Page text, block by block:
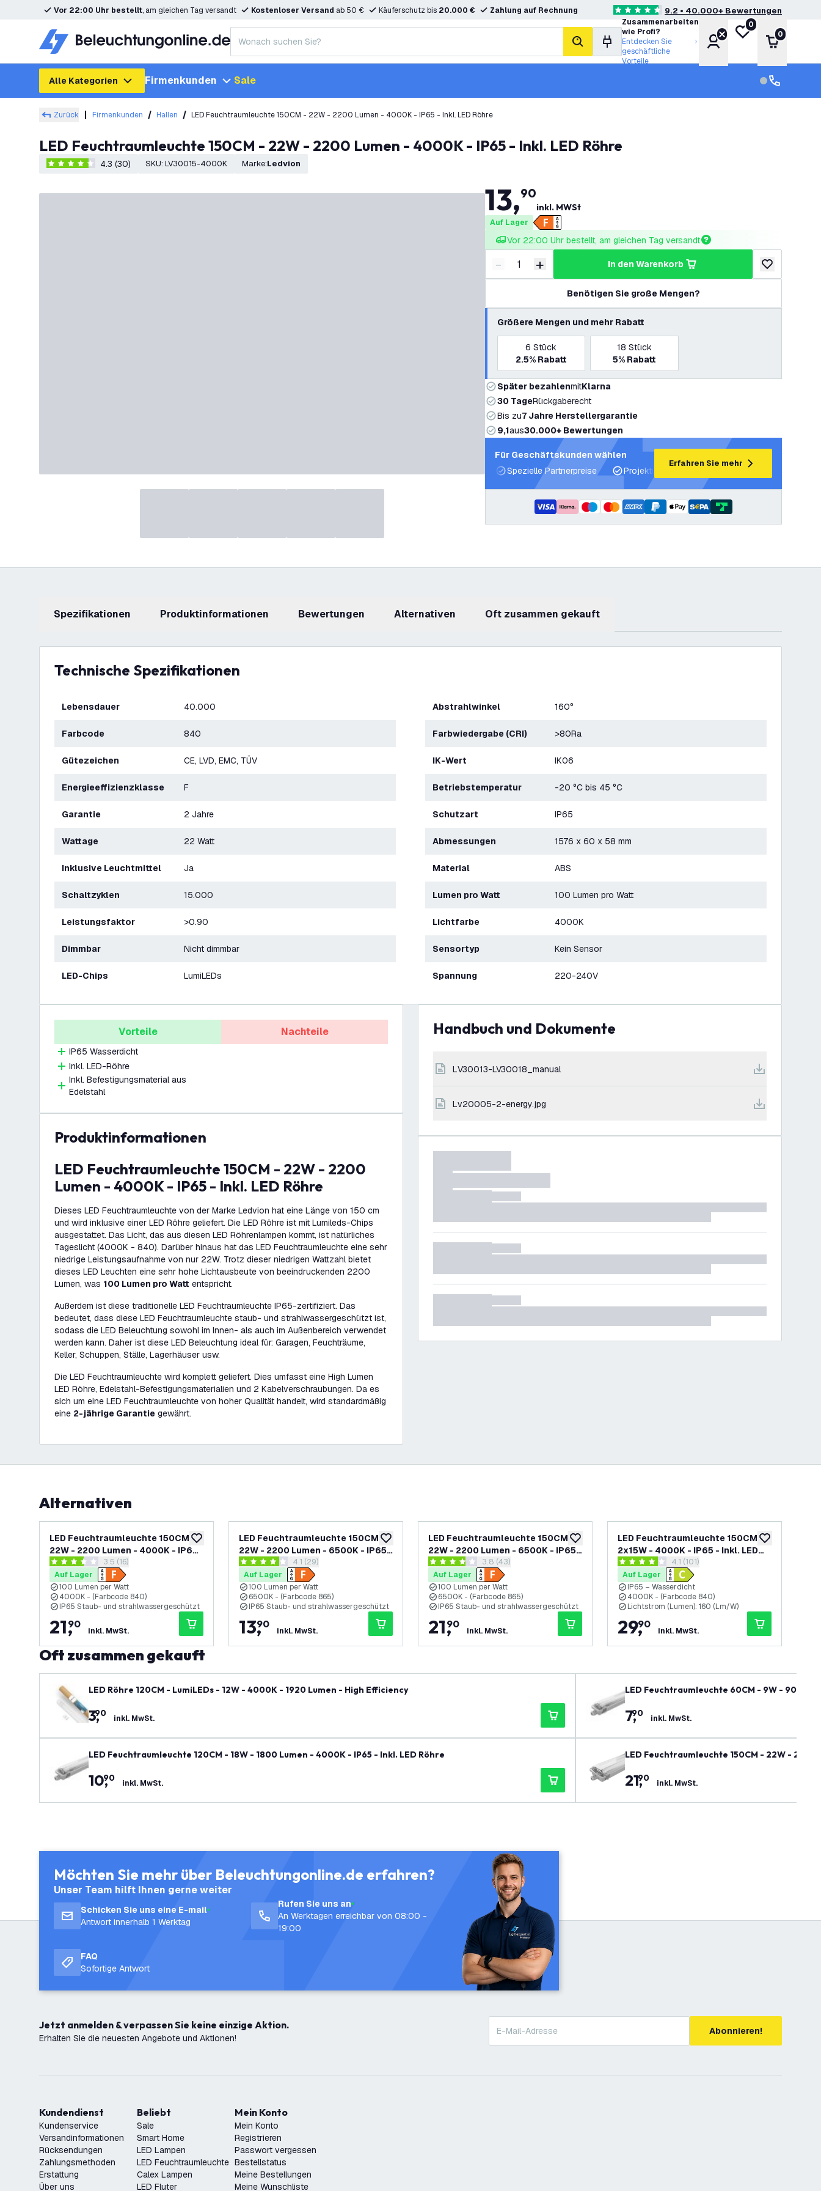
Vor 22:00 Uhr bestellt, am gleichen Tag versandt Kostenloser Versand ab 50 € Käuferschutz bis 20.000 € Zahlung auf Rechnung 4.6 Bewertungssterne9.2 • 40.000+ Bewertungen
Suche
Zusammenarbeiten
wie Profi?
Entdecken Sie
geschäftliche
Vorteile
Konto
Meine Wunschliste
0
Warenkorb
0
Alle Kategorien Firmenkunden Sale
Zurück Firmenkunden Hallen LED Feuchtraumleuchte 150CM - 22W - 2200 Lumen - 4000K - IP65 - Inkl. LED Röhre
LED Feuchtraumleuchte 150CM - 22W - 2200 Lumen - 4000K - IP65 - Inkl. LED Röhre
4.3 Bewertungssterne
4.3 (30) SKU: LV30015-4000K Marke: Ledvion
13,90
inkl. MWSt
Auf Lager
Vor 22:00 Uhr bestellt, am gleichen Tag versandt
Menge verringern
- Menge erhöhen
+ in den Warenkorb
zur
Benötigen Sie große Mengen?
Größere Mengen und mehr Rabatt
6 Stück
2.5% Rabatt
18 Stück
5% Rabatt
Später bezahlenmitKlarna
30 TageRückgaberecht
Bis zu7 Jahre Herstellergarantie
9,1aus30.000+ Bewertungen
Für Geschäftskunden wählen
Spezielle Partnerpreise
Projektunterstützung und Lichtpläne
Erfahren Sie mehr
Spezifikationen Produktinformationen Bewertungen Alternativen Oft zusammen gekauft
Technische Spezifikationen
Lebensdauer 40.000
Farbcode 840
Gütezeichen CE, LVD, EMC, TÜV
Energieeffizienzklasse F
Garantie 2 Jahre
Wattage 22 Watt
Inklusive Leuchtmittel Ja
Schaltzyklen 15.000
Leistungsfaktor >0.90
Dimmbar Nicht dimmbar
LED-Chips LumiLEDs
Abstrahlwinkel 160°
Farbwiedergabe (CRI) >80Ra
IK-Wert IK06
Betriebstemperatur -20 °C bis 45 °C
Schutzart IP65
Abmessungen 1576 x 60 x 58 mm
Material ABS
Lumen pro Watt 100 Lumen pro Watt
Lichtfarbe 4000K
Sensortyp Kein Sensor
Spannung 220-240V
Vorteile
IP65 Wasserdicht
Inkl. LED-Röhre
Inkl. Befestigungsmaterial aus
Edelstahl
Nachteile
Produktinformationen
LED Feuchtraumleuchte 150CM - 22W - 2200
Lumen - 4000K - IP65 - Inkl. LED Röhre
Dieses LED Feuchtraumleuchte von der Marke Ledvion hat eine Länge von 150 cm
und wird inklusive einer LED Röhre geliefert. Die LED Röhre ist mit Lumileds-Chips
ausgestattet. Das Licht, das aus diesen LED Röhrenlampen kommt, ist natürliches
Tageslicht (4000K - 840). Darüber hinaus hat das LED Feuchtraumleuchte eine sehr
niedrige Leistungsaufnahme von nur 22W. Trotz dieser niedrigen Wattzahl bietet
dieses LED Leuchten eine sehr hohe Lichtausbeute von beeindruckenden 2200
Lumen, was 100 Lumen pro Watt entspricht.
Außerdem ist diese traditionelle LED Feuchtraumleuchte IP65-zertifiziert. Das
bedeutet, dass diese LED Feuchtraumleuchte staub- und strahlwassergeschützt ist,
sodass die LED Beleuchtung sowohl im Innen- als auch im Außenbereich verwendet
werden kann. Daher ist diese LED Beleuchtung ideal für: Garagen, Feuchträume,
Keller, Schuppen, Ställe, Lagerhäuser usw.
Die LED Feuchtraumleuchte wird komplett geliefert. Dies umfasst eine High Lumen
LED Röhre, Edelstahl-Befestigungsmaterialien und 2 Kabelverschraubungen. Da es
sich um eine LED Feuchtraumleuchte von hoher Qualität handelt, wird standardmäßig
eine 2-jährige Garantie gewährt.
Handbuch und Dokumente
LV30013-LV30018_manual
lv20005-2-energy.jpg
Alternativen
zur Wunschliste hinzufügen
LED Feuchtraumleuchte 150CM -
22W - 2200 Lumen - 4000K - IP65
- Inkl. 2x LED RöhreBewertungsbereich öffnen
3.5 Bewertungssterne
3.5 (16)
Auf Lager
100 Lumen per Watt
4000K - (Farbcode 840)
IP65 Staub- und strahlwassergeschützt
21,
90
inkl. MwSt.
zur Wunschliste hinzufügen
LED Feuchtraumleuchte 150CM -
22W - 2200 Lumen - 6500K - IP65 -
Inkl. LED RöhreBewertungsbereich öffnen
4.1 Bewertungssterne
4.1 (29)
Auf Lager
100 Lumen per Watt
6500K - (Farbcode 865)
IP65 Staub- und strahlwassergeschützt
13,
90
inkl. MwSt.
zur Wunschliste hinzufügen
LED Feuchtraumleuchte 150CM -
22W - 2200 Lumen - 6500K - IP65 -
Inkl. 2x LED RöhreBewertungsbereich öffnen
3.8 Bewertungssterne
3.8 (43)
Auf Lager
100 Lumen per Watt
6500K - (Farbcode 865)
IP65 Staub- und strahlwassergeschützt
21,
90
inkl. MwSt.
zur
LED Feuchtraumleuchte 150CM -
2x15W - 4000K - IP65 - Inkl. LED
Röhre
Bewertungsbereich öffnen
4.1 Bewertungssterne
4.1 (101)
Auf Lager
IP65 – Wasserdicht
4000K - (Farbcode 840)
Lichtstrom (Lumen): 160 (Lm/W)
29,
90
inkl. MwSt.
Oft zusammen gekauft
LED Röhre 120CM - LumiLEDs - 12W - 4000K - 1920 Lumen - High Efficiency
3,
90 inkl. MwSt.
LED Feuchtraumleuchte 120CM - 18W - 1800 Lumen - 4000K - IP65 - Inkl. LED Röhre
10,
90 inkl. MwSt.
LED Feuchtraumleuchte 60CM - 9W - 900
7,
90 inkl. MwSt.
LED Feuchtraumleuchte 150CM - 22W -
21,
90 inkl. MwSt.
Möchten Sie mehr über Beleuchtungonline.de erfahren?
Unser Team hilft Ihnen gerne weiter
Schicken Sie uns eine E-mail
Antwort innerhalb 1 Werktag
Rufen Sie uns an
An Werktagen erreichbar von 08:00 -
19:00
FAQ
Sofortige Antwort
Jetzt anmelden & verpassen Sie keine einzige Aktion.
Erhalten Sie die neuesten Angebote und Aktionen!
Abonnieren!
Kundendienst
Kundenservice
Versandinformationen
Rücksendungen
Zahlungsmethoden
Erstattung
Über uns
Beliebt
Sale
Smart Home
LED Lampen
LED Feuchtraumleuchte
Calex Lampen
LED Fluter
Mein Konto
Mein Konto
Registrieren
Passwort vergessen
Bestellstatus
Meine Bestellungen
Meine Wunschliste